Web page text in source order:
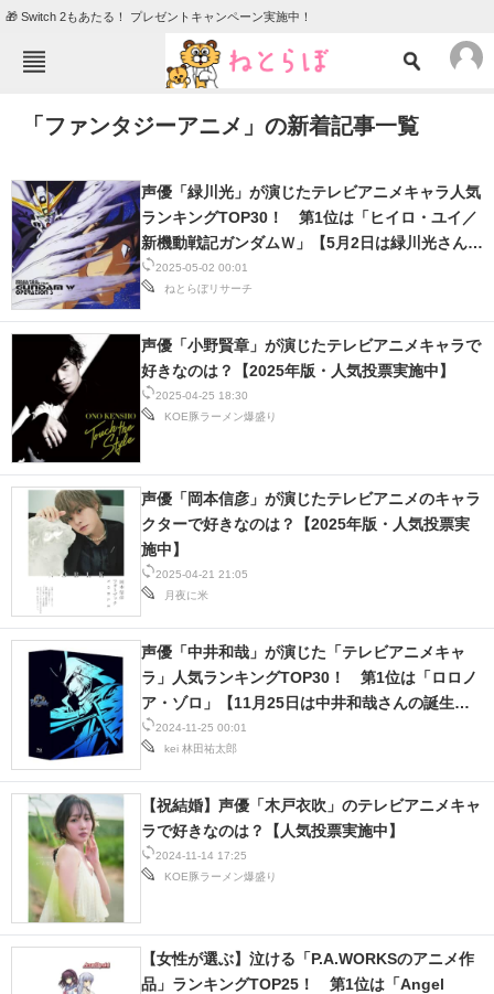
🎁 Switch 2もあたる！ プレゼントキャンペーン実施中！
TOP ニュース
グルメ 地域
住まい
動物
メディア
注目記事を集めた総合ページ
ITの今と未来を見通す
スマホと通信の最新トレンド
進化するPCとデバイスの未来
好きが集まる 比べて選べる
ビジネスと働き方のヒント
AI活用のいまが分かる
企業ITのトレンドを詳説
経営リーダーのコミュニティ
マーケ×ITの今がよく分かる
ITエンジニア向け専門サイト
企業向けIT製品の総合サイト
「ファンタジーアニメ」の新着記事一覧
2025-05-02 00:01
ねとらぼリサーチ
声優「緑川光」が演じたテレビアニメキャラ人気
ランキングTOP30！ 第1位は「ヒイロ・ユイ／
新機動戦記ガンダムＷ」【5月2日は緑川光さんの
誕生日】
2025-04-25 18:30
KOE豚ラーメン爆盛り
声優「小野賢章」が演じたテレビアニメキャラで
好きなのは？【2025年版・人気投票実施中】
2025-04-21 21:05
月夜に米
声優「岡本信彦」が演じたテレビアニメのキャラ
クターで好きなのは？【2025年版・人気投票実
施中】
2024-11-25 00:01
kei 林田祐太郎
声優「中井和哉」が演じた「テレビアニメキャ
ラ」人気ランキングTOP30！ 第1位は「ロロノ
ア・ゾロ」【11月25日は中井和哉さんの誕生
日】
2024-11-14 17:25
KOE豚ラーメン爆盛り
【祝結婚】声優「木戸衣吹」のテレビアニメキャ
ラで好きなのは？【人気投票実施中】
【女性が選ぶ】泣ける「P.A.WORKSのアニメ作
品」ランキングTOP25！ 第1位は「Angel